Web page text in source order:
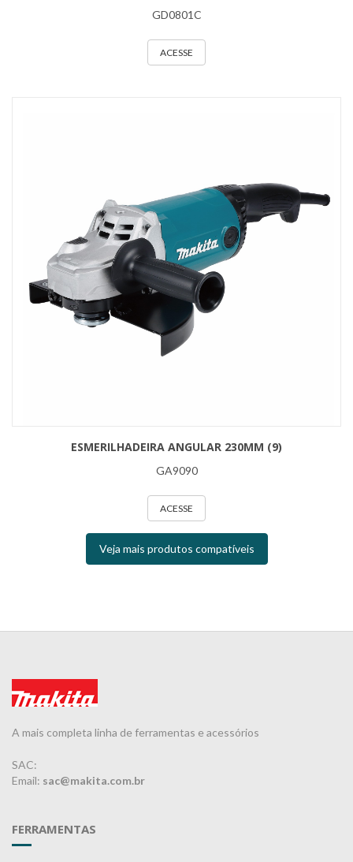
GD0801C
ACESSE
ESMERILHADEIRA ANGULAR 230MM (9)
GA9090
ACESSE
Veja mais produtos compatíveis
A mais completa linha de ferramentas e acessórios
SAC:
Email: sac@makita.com.br
FERRAMENTAS